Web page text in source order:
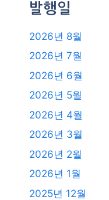
발행일
2026년 8월
2026년 7월
2026년 6월
2026년 5월
2026년 4월
2026년 3월
2026년 2월
2026년 1월
2025년 12월